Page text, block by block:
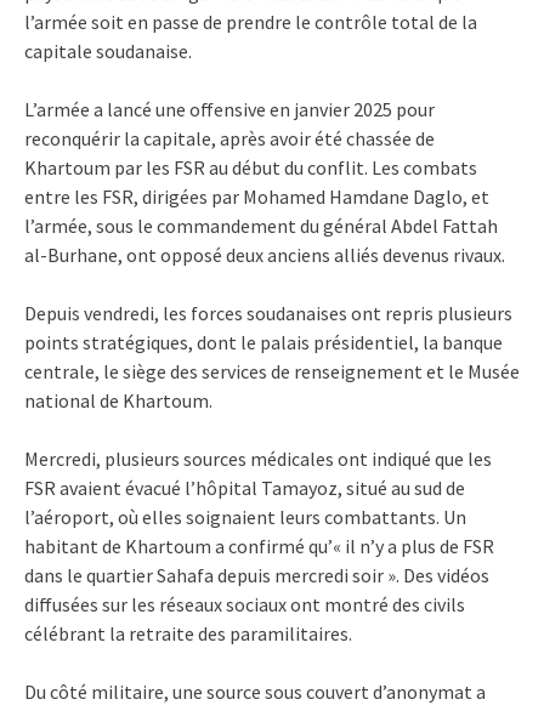
l’armée soit en passe de prendre le contrôle total de la
capitale soudanaise.
L’armée a lancé une offensive en janvier 2025 pour
reconquérir la capitale, après avoir été chassée de
Khartoum par les FSR au début du conflit. Les combats
entre les FSR, dirigées par Mohamed Hamdane Daglo, et
l’armée, sous le commandement du général Abdel Fattah
al-Burhane, ont opposé deux anciens alliés devenus rivaux.
Depuis vendredi, les forces soudanaises ont repris plusieurs
points stratégiques, dont le palais présidentiel, la banque
centrale, le siège des services de renseignement et le Musée
national de Khartoum.
Mercredi, plusieurs sources médicales ont indiqué que les
FSR avaient évacué l’hôpital Tamayoz, situé au sud de
l’aéroport, où elles soignaient leurs combattants. Un
habitant de Khartoum a confirmé qu’« il n’y a plus de FSR
dans le quartier Sahafa depuis mercredi soir ». Des vidéos
diffusées sur les réseaux sociaux ont montré des civils
célébrant la retraite des paramilitaires.
Du côté militaire, une source sous couvert d’anonymat a